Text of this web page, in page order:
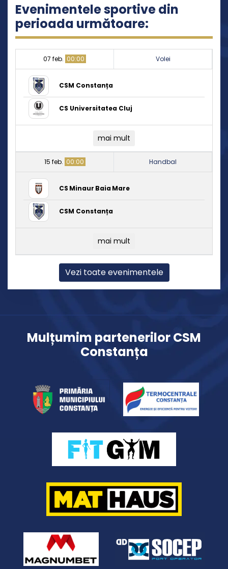
Evenimentele sportive din
perioada următoare:
07 feb. 00:00 Volei
CSM Constanța
CS Universitatea Cluj
mai mult
15 feb. 00:00 Handbal
CS Minaur Baia Mare
CSM Constanța
mai mult
Vezi toate evenimentele
Mulțumim partenerilor CSM
Constanța